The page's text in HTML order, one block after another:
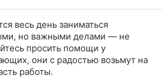
весь день заниматься
но важными делами — не
просить помощи у
они с радостью возьмут на
работы.